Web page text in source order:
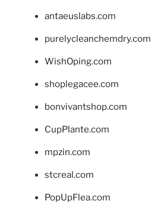
antaeuslabs.com
purelycleanchemdry.com
WishOping.com
shoplegacee.com
bonvivantshop.com
CupPlante.com
mpzin.com
stcreal.com
PopUpFlea.com